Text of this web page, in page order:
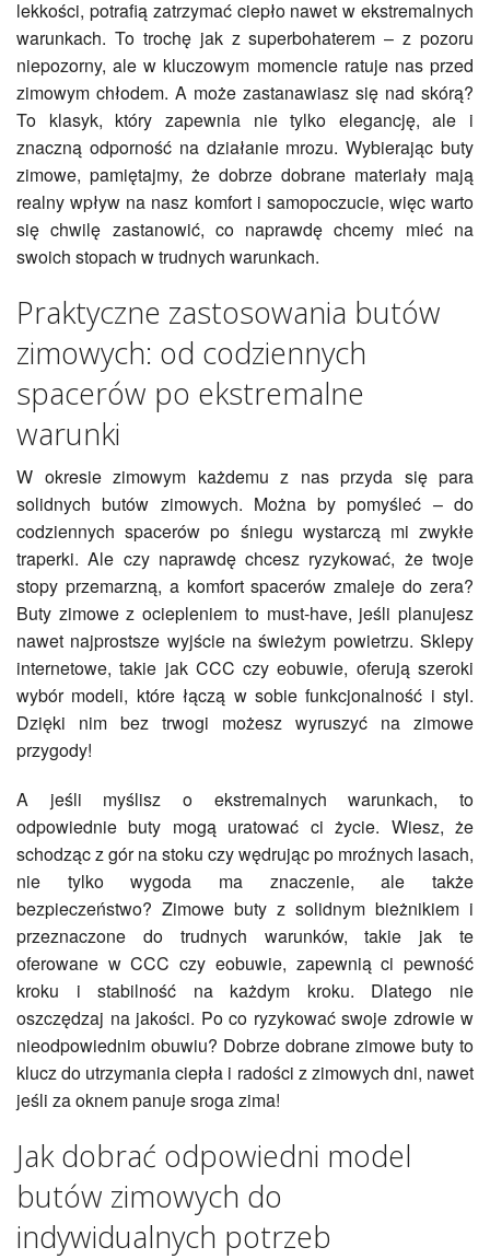
lekkości, potrafią zatrzymać ciepło nawet w ekstremalnych
warunkach. To trochę jak z superbohaterem – z pozoru
niepozorny, ale w kluczowym momencie ratuje nas przed
zimowym chłodem. A może zastanawiasz się nad skórą?
To klasyk, który zapewnia nie tylko elegancję, ale i
znaczną odporność na działanie mrozu. Wybierając buty
zimowe, pamiętajmy, że dobrze dobrane materiały mają
realny wpływ na nasz komfort i samopoczucie, więc warto
się chwilę zastanowić, co naprawdę chcemy mieć na
swoich stopach w trudnych warunkach.
Praktyczne zastosowania butów
zimowych: od codziennych
spacerów po ekstremalne
warunki
W okresie zimowym każdemu z nas przyda się para
solidnych butów zimowych. Można by pomyśleć – do
codziennych spacerów po śniegu wystarczą mi zwykłe
traperki. Ale czy naprawdę chcesz ryzykować, że twoje
stopy przemarzną, a komfort spacerów zmaleje do zera?
Buty zimowe z ociepleniem to must-have, jeśli planujesz
nawet najprostsze wyjście na świeżym powietrzu. Sklepy
internetowe, takie jak CCC czy eobuwie, oferują szeroki
wybór modeli, które łączą w sobie funkcjonalność i styl.
Dzięki nim bez trwogi możesz wyruszyć na zimowe
przygody!
A jeśli myślisz o ekstremalnych warunkach, to
odpowiednie buty mogą uratować ci życie. Wiesz, że
schodząc z gór na stoku czy wędrując po mroźnych lasach,
nie tylko wygoda ma znaczenie, ale także
bezpieczeństwo? Zimowe buty z solidnym bieżnikiem i
przeznaczone do trudnych warunków, takie jak te
oferowane w CCC czy eobuwie, zapewnią ci pewność
kroku i stabilność na każdym kroku. Dlatego nie
oszczędzaj na jakości. Po co ryzykować swoje zdrowie w
nieodpowiednim obuwiu? Dobrze dobrane zimowe buty to
klucz do utrzymania ciepła i radości z zimowych dni, nawet
jeśli za oknem panuje sroga zima!
Jak dobrać odpowiedni model
butów zimowych do
indywidualnych potrzeb